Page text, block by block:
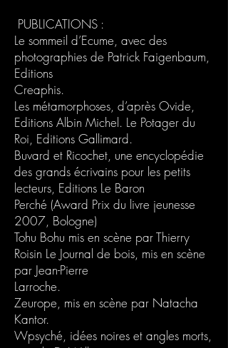
PUBLICATIONS :
Le sommeil d’Ecume, avec des
photographies de Patrick Faigenbaum,
Editions
Creaphis.
Les métamorphoses, d’après Ovide,
Editions Albin Michel. Le Potager du
Roi, Editions Gallimard.
Buvard et Ricochet, une encyclopédie
des grands écrivains pour les petits
lecteurs, Editions Le Baron
Perché (Award Prix du livre jeunesse
2007, Bologne)
Tohu Bohu mis en scène par Thierry
Roisin Le Journal de bois, mis en scène
par Jean-Pierre
Larroche.
Zeurope, mis en scène par Natacha
Kantor.
Wpsyché, idées noires et angles morts,